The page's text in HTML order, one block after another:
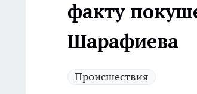
факту
Шарафиева
Происшествия